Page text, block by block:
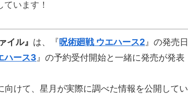
ています！
イル』 は、『呪術廻戦 ウエハース2 』の発売日
ハース3 』の予約受付開始と一緒に発売が発表
向けて、星月が実際に調べた情報を公開してい